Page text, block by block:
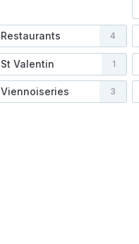
Restaurants 4
St Valentin 1
Viennoiseries 3